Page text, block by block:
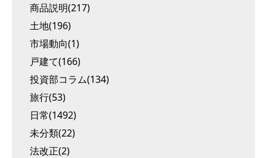
商品説明(217)
土地(196)
市場動向(1)
戸建て(166)
投資部コラム(134)
旅行(53)
日常(1492)
未分類(22)
法改正(2)